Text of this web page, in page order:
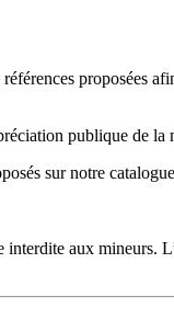
proposées
publique de
sur notre
aux mineurs.